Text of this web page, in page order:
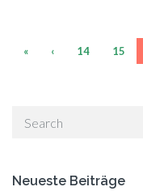
« ‹ 14 15
Neueste Beiträge